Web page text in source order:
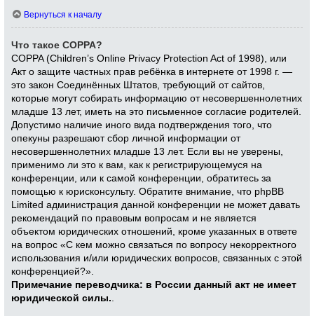
Вернуться к началу
Что такое COPPA?
COPPA (Children’s Online Privacy Protection Act of 1998), или
Акт о защите частных прав ребёнка в интернете от 1998 г. —
это закон Соединённых Штатов, требующий от сайтов,
которые могут собирать информацию от несовершеннолетних
младше 13 лет, иметь на это письменное согласие родителей.
Допустимо наличие иного вида подтверждения того, что
опекуны разрешают сбор личной информации от
несовершеннолетних младше 13 лет. Если вы не уверены,
применимо ли это к вам, как к регистрирующемуся на
конференции, или к самой конференции, обратитесь за
помощью к юрисконсульту. Обратите внимание, что phpBB
Limited администрация данной конференции не может давать
рекомендаций по правовым вопросам и не является
объектом юридических отношений, кроме указанных в ответе
на вопрос «С кем можно связаться по вопросу некорректного
использования и/или юридических вопросов, связанных с этой
конференцией?».
Примечание переводчика: в России данный акт не имеет
юридической силы.